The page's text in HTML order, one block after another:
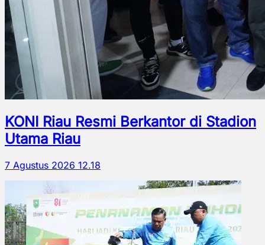
KONI Riau Resmi Berkantor di Stadion
Utama Riau
7 Agustus 2026 12.18